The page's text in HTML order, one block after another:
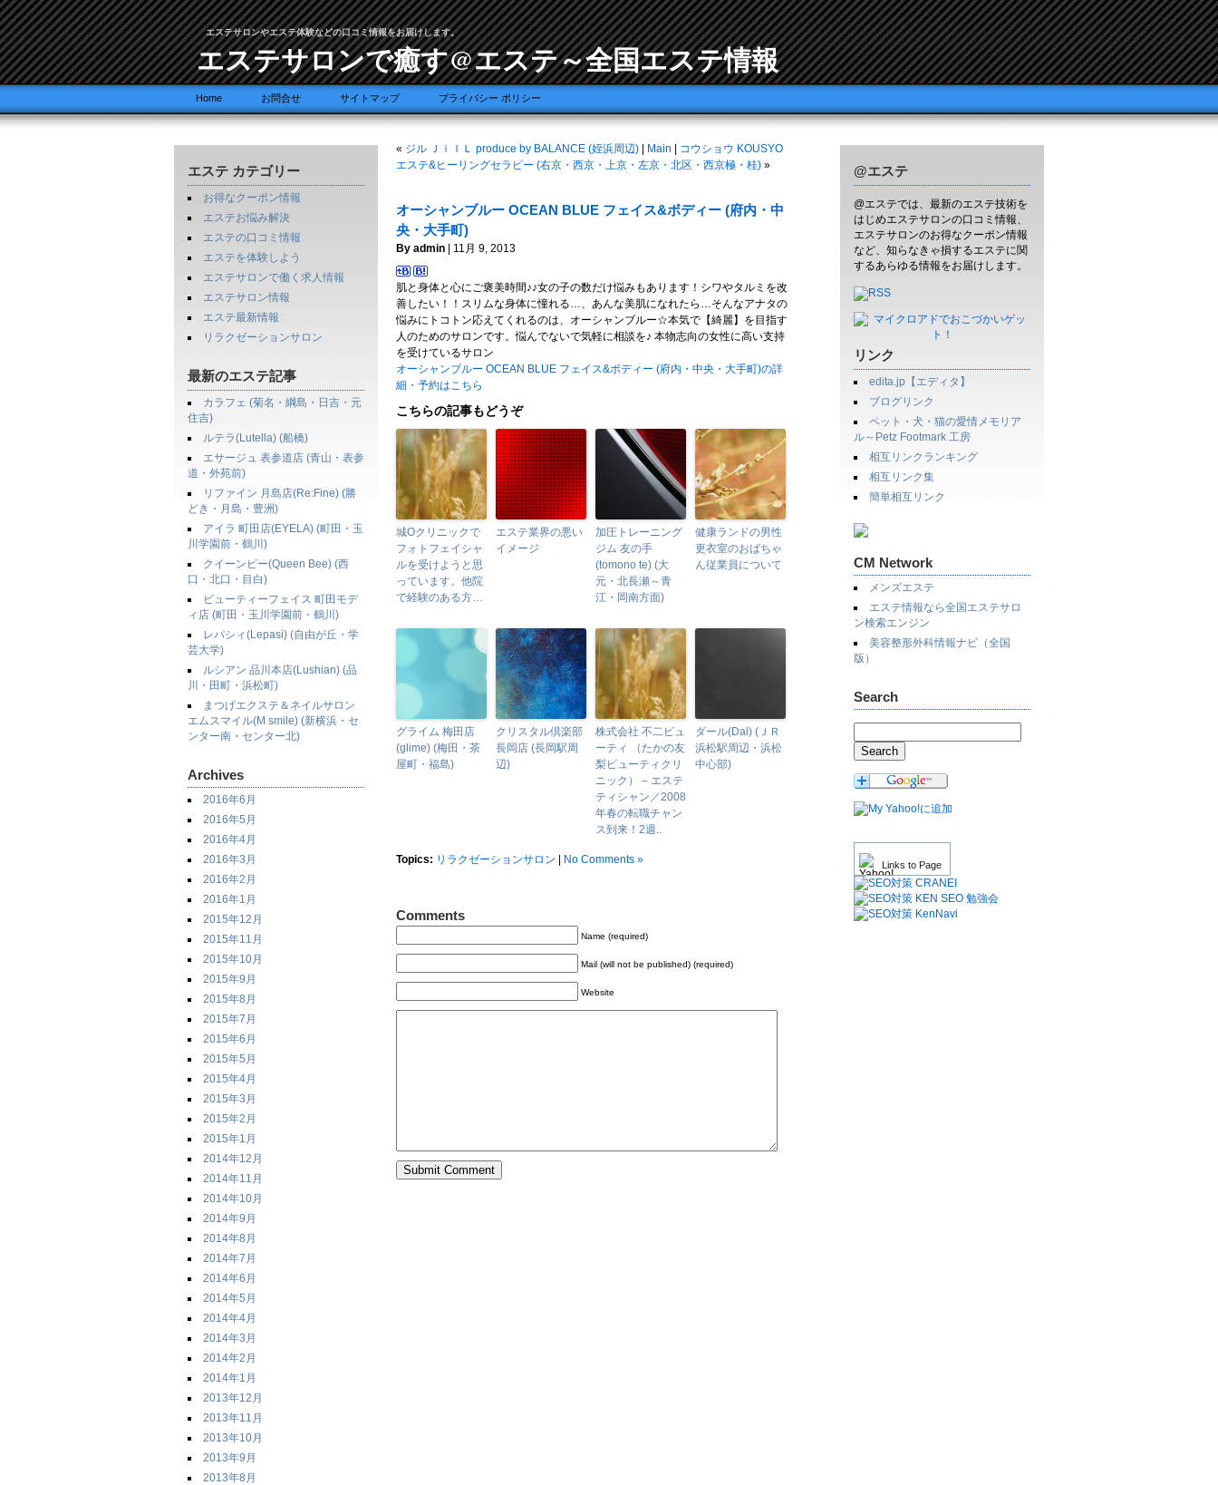
エステサロンやエステ体験などの口コミ情報をお届けします。
エステサロンで癒す@エステ～全国エステ情報
Home お問合せ サイトマップ プライバシー ポリシー
エステ カテゴリー
お得なクーポン情報
エステお悩み解決
エステの口コミ情報
エステを体験しよう
エステサロンで働く求人情報
エステサロン情報
エステ最新情報
リラクゼーションサロン
最新のエステ記事
カラフェ (菊名・綱島・日吉・元
住吉)
ルテラ(Lutella) (船橋)
エサージュ 表参道店 (青山・表参
道・外苑前)
リファイン 月島店(Re:Fine) (勝
どき・月島・豊洲)
アイラ 町田店(EYELA) (町田・玉
川学園前・鶴川)
クイーンビー(Queen Bee) (西
口・北口・目白)
ビューティーフェイス 町田モデ
ィ店 (町田・玉川学園前・鶴川)
レパシィ(Lepasi) (自由が丘・学
芸大学)
ルシアン 品川本店(Lushian) (品
川・田町・浜松町)
まつげエクステ＆ネイルサロン
エムスマイル(M smile) (新横浜・セ
ンター南・センター北)
Archives
2016年6月
2016年5月
2016年4月
2016年3月
2016年2月
2016年1月
2015年12月
2015年11月
2015年10月
2015年9月
2015年8月
2015年7月
2015年6月
2015年5月
2015年4月
2015年3月
2015年2月
2015年1月
2014年12月
2014年11月
2014年10月
2014年9月
2014年8月
2014年7月
2014年6月
2014年5月
2014年4月
2014年3月
2014年2月
2014年1月
2013年12月
2013年11月
2013年10月
2013年9月
2013年8月
@エステ
@エステでは、最新のエステ技術を
はじめエステサロンの口コミ情報、
エステサロンのお得なクーポン情報
など、知らなきゃ損するエステに関
するあらゆる情報をお届けします。
リンク
edita.jp【エディタ】
ブログリンク
ペット・犬・猫の愛情メモリア
ル～Petz Footmark 工房
相互リンクランキング
相互リンク集
簡単相互リンク
CM Network
メンズエステ
エステ情報なら全国エステサロ
ン検索エンジン
美容整形外科情報ナビ（全国
版）
Search
Links to Page
« ジル ＪｉｌＬ produce by BALANCE (姪浜周辺) Main
コウショウ KOUSYO
エステ&ヒーリングセラピー (右京・西京・上京・左京・北区・西京極・桂) »
オーシャンブルー OCEAN BLUE フェイス&ボディー (府内・中
央・大手町)
By admin | 11月 9, 2013
肌と身体と心にご褒美時間♪♪女の子の数だけ悩みもあります！シワやタルミを改
善したい！！スリムな身体に憧れる…、あんな美肌になれたら…そんなアナタの
悩みにトコトン応えてくれるのは、オーシャンブルー☆本気で【綺麗】を目指す
人のためのサロンです。悩んでないで気軽に相談を♪ 本物志向の女性に高い支持
を受けているサロン
オーシャンブルー OCEAN BLUE フェイス&ボディー (府内・中央・大手町)の詳
細・予約はこちら
こちらの記事もどうぞ
城Oクリニックで
フォトフェイシャ
ルを受けようと思
っています。他院
で経験のある方…
エステ業界の悪い
イメージ
加圧トレーニング
ジム 友の手
(tomono te) (大
元・北長瀬～青
江・岡南方面)
健康ランドの男性
更衣室のおばちゃ
ん従業員について
グライム 梅田店
(glime) (梅田・茶
屋町・福島)
クリスタル倶楽部
長岡店 (長岡駅周
辺)
株式会社 不二ビュ
ーティ （たかの友
梨ビューティクリ
ニック） – エステ
ティシャン／2008
年春の転職チャン
ス到来！2週..
ダール(Dal) (ＪＲ
浜松駅周辺・浜松
中心部)
Topics: リラクゼーションサロン No Comments »
Comments
Name (required)
Mail (will not be published) (required)
Website